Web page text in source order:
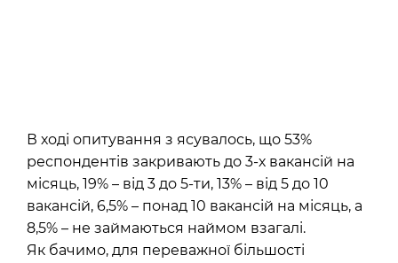
В ході опитування з ясувалось, що 53%
респондентів закривають до 3-х вакансій на
місяць, 19% – від 3 до 5-ти, 13% – від 5 до 10
вакансій, 6,5% – понад 10 вакансій на місяць, а
8,5% – не займаються наймом взагалі.
Як бачимо, для переважної більшості